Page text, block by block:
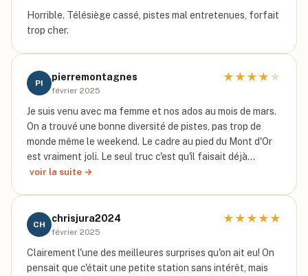
Horrible. Télésiège cassé, pistes mal entretenues, forfait
trop cher.
PI
pierremontagnes
février 2025
★ ★ ★ ★ ★
Je suis venu avec ma femme et nos ados au mois de mars.
On a trouvé une bonne diversité de pistes, pas trop de
monde même le weekend. Le cadre au pied du Mont d'Or
est vraiment joli. Le seul truc c'est qu'il faisait déjà…
voir la suite →
CH
chrisjura2024
février 2025
★ ★ ★ ★ ★
Clairement l'une des meilleures surprises qu'on ait eu! On
pensait que c'était une petite station sans intérêt, mais